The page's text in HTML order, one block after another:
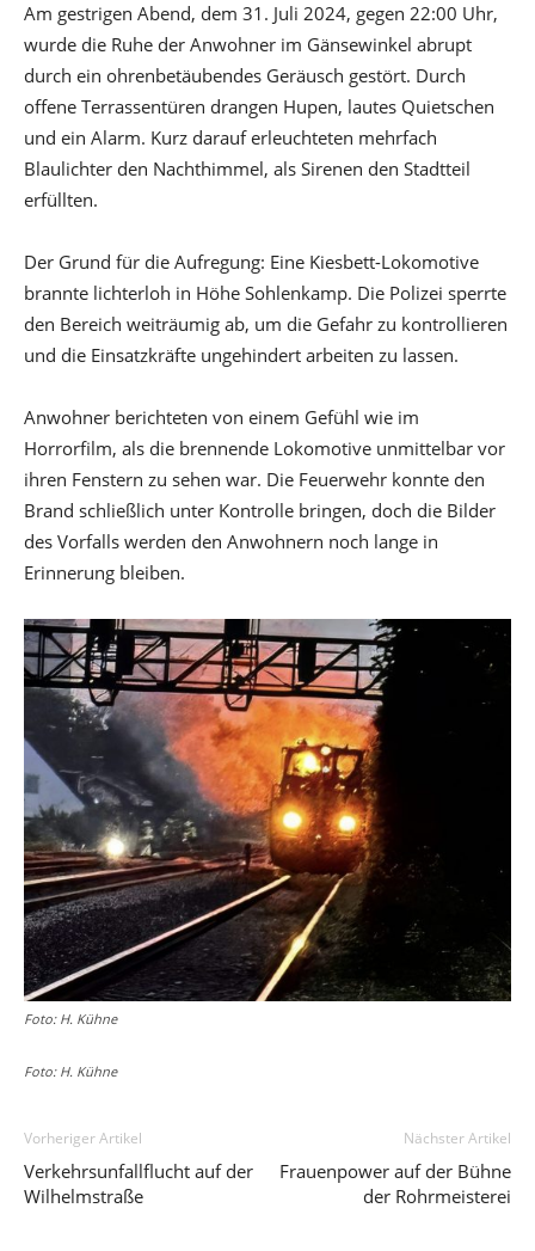
Am gestrigen Abend, dem 31. Juli 2024, gegen 22:00 Uhr,
wurde die Ruhe der Anwohner im Gänsewinkel abrupt
durch ein ohrenbetäubendes Geräusch gestört. Durch
offene Terrassentüren drangen Hupen, lautes Quietschen
und ein Alarm. Kurz darauf erleuchteten mehrfach
Blaulichter den Nachthimmel, als Sirenen den Stadtteil
erfüllten.
Der Grund für die Aufregung: Eine Kiesbett-Lokomotive
brannte lichterloh in Höhe Sohlenkamp. Die Polizei sperrte
den Bereich weiträumig ab, um die Gefahr zu kontrollieren
und die Einsatzkräfte ungehindert arbeiten zu lassen.
Anwohner berichteten von einem Gefühl wie im
Horrorfilm, als die brennende Lokomotive unmittelbar vor
ihren Fenstern zu sehen war. Die Feuerwehr konnte den
Brand schließlich unter Kontrolle bringen, doch die Bilder
des Vorfalls werden den Anwohnern noch lange in
Erinnerung bleiben.
Foto: H. Kühne
Foto: H. Kühne
Vorheriger Artikel
Verkehrsunfallflucht auf der
Wilhelmstraße
Nächster Artikel
Frauenpower auf der Bühne
der Rohrmeisterei